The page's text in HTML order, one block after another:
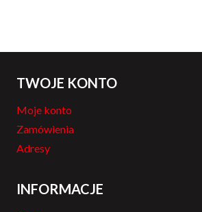
TWOJE KONTO
Moje konto
Zamówienia
Adresy
INFORMACJE